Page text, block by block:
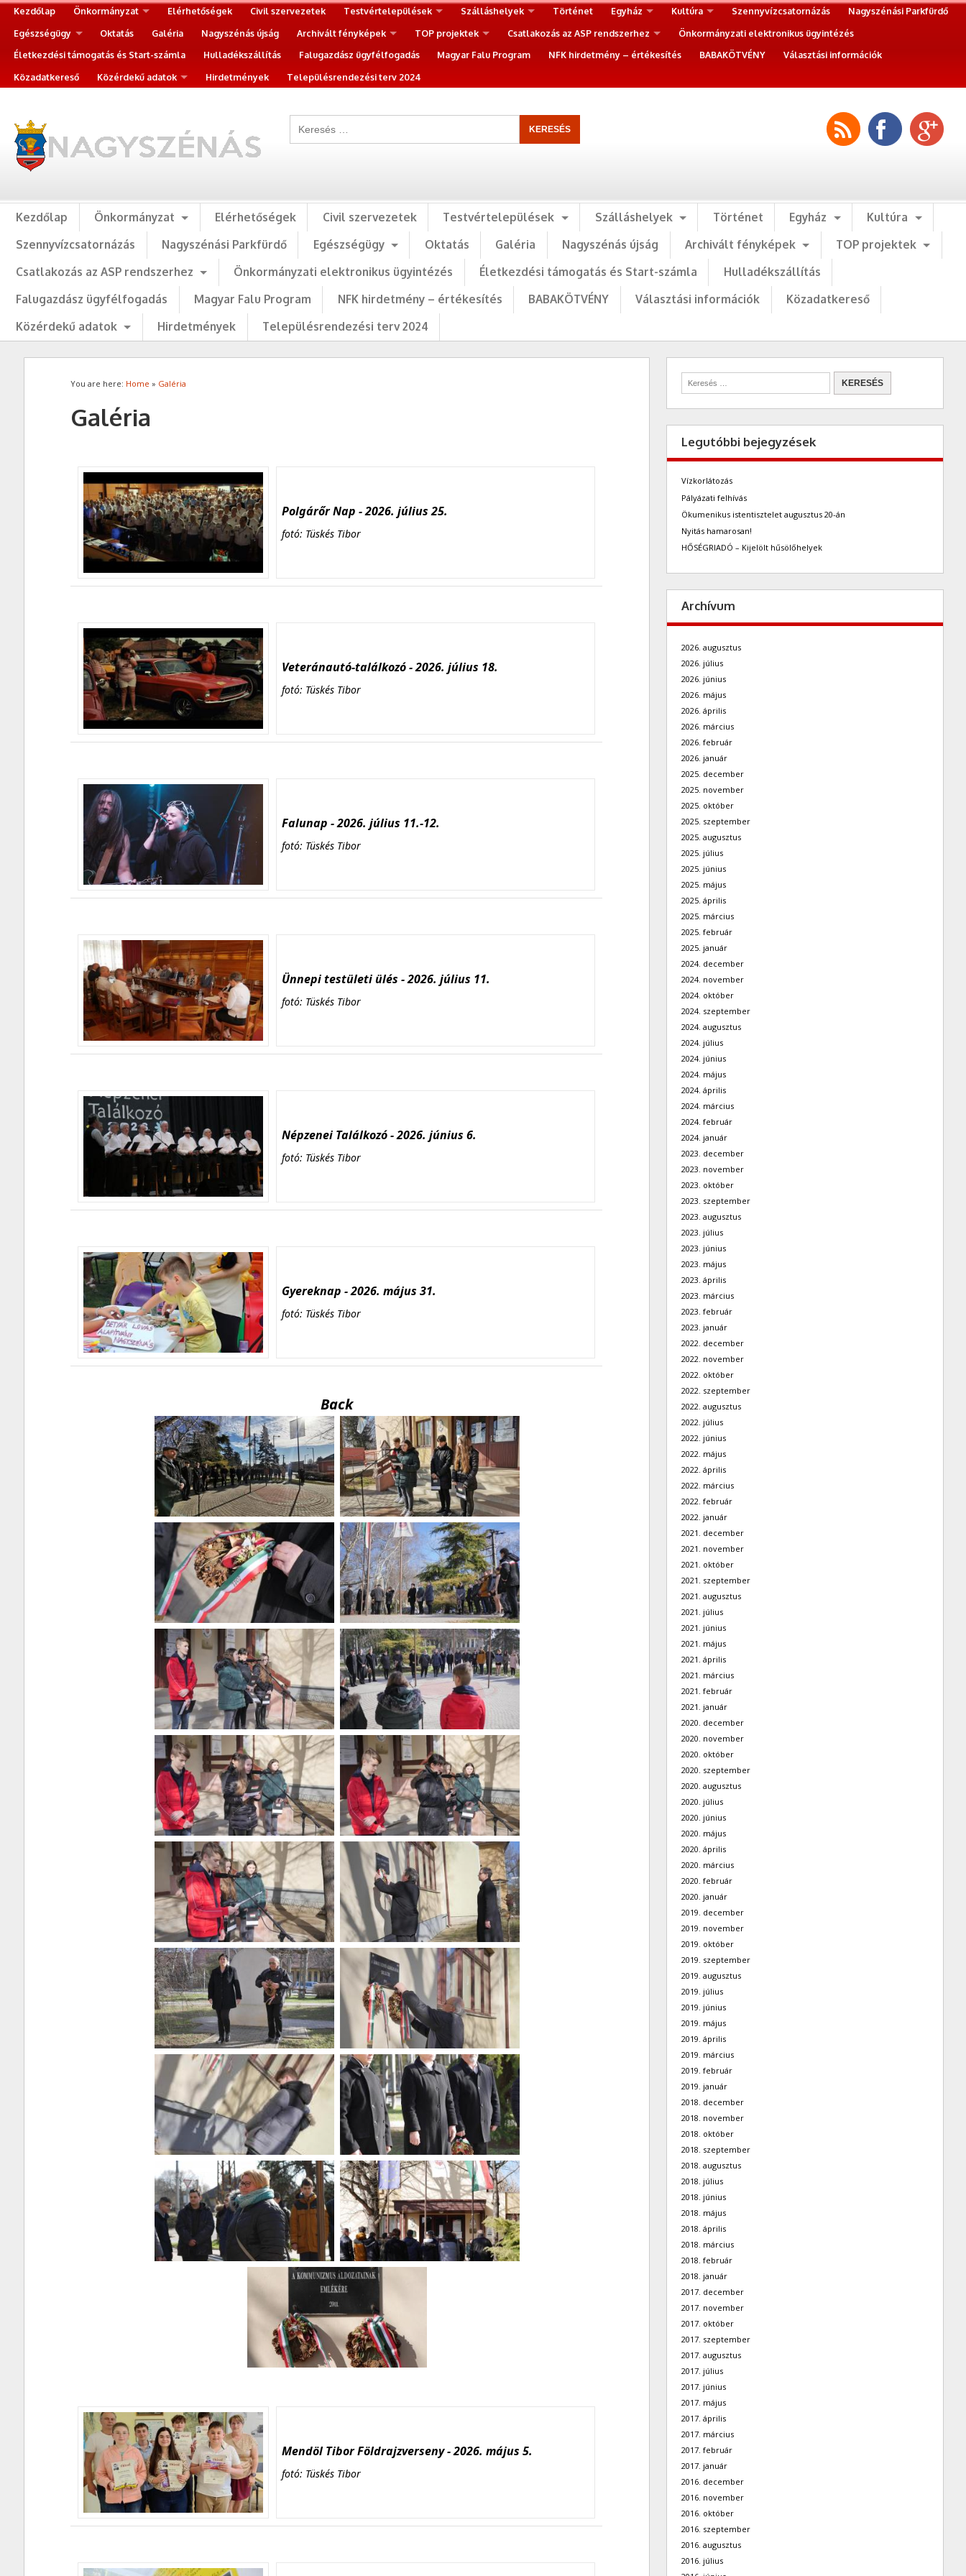
Kezdőlap Önkormányzat Elérhetőségek Civil szervezetek Testvértelepülések Szálláshelyek Történet Egyház Kultúra Szennyvízcsatornázás
Nagyszénási Parkfürdő
Egészségügy
Oktatás Galéria Nagyszénás újság Archivált fényképek TOP projektek Csatlakozás az ASP rendszerhez
Önkormányzati elektronikus ügyintézés
Életkezdési támogatás és Start-számla
Hulladékszállítás Falugazdász ügyfélfogadás Magyar Falu Program NFK hirdetmény – értékesítés BABAKÖTVÉNY
Választási információk
Közadatkereső
Közérdekű adatok Hirdetmények Településrendezési terv 2024
Kezdőlap Önkormányzat Elérhetőségek Civil szervezetek Testvértelepülések Szálláshelyek Történet Egyház
Kultúra
Szennyvízcsatornázás
Nagyszénási Parkfürdő Egészségügy Oktatás Galéria Nagyszénás újság Archivált fényképek
TOP projektek
Csatlakozás az ASP rendszerhez
Önkormányzati elektronikus ügyintézés Életkezdési támogatás és Start-számla
Hulladékszállítás
Falugazdász ügyfélfogadás
Magyar Falu Program NFK hirdetmény – értékesítés BABAKÖTVÉNY Választási információk
Közadatkereső
Közérdekű adatok
Hirdetmények Településrendezési terv 2024
You are here: Home » Galéria
Galéria
Polgárőr Nap - 2026. július 25.
fotó: Tüskés Tibor
Veteránautó-találkozó - 2026. július 18.
fotó: Tüskés Tibor
Falunap - 2026. július 11.-12.
fotó: Tüskés Tibor
Ünnepi testületi ülés - 2026. július 11.
fotó: Tüskés Tibor
Népzenei Találkozó - 2026. június 6.
fotó: Tüskés Tibor
Gyereknap - 2026. május 31.
fotó: Tüskés Tibor
Back
Mendöl Tibor Földrajzverseny - 2026. május 5.
fotó: Tüskés Tibor
Legutóbbi bejegyzések
Vízkorlátozás
Pályázati felhívás
Ökumenikus istentisztelet augusztus 20-án
Nyitás hamarosan!
HŐSÉGRIADÓ – Kijelölt hűsölőhelyek
Archívum
2026. augusztus
2026. július
2026. június
2026. május
2026. április
2026. március
2026. február
2026. január
2025. december
2025. november
2025. október
2025. szeptember
2025. augusztus
2025. július
2025. június
2025. május
2025. április
2025. március
2025. február
2025. január
2024. december
2024. november
2024. október
2024. szeptember
2024. augusztus
2024. július
2024. június
2024. május
2024. április
2024. március
2024. február
2024. január
2023. december
2023. november
2023. október
2023. szeptember
2023. augusztus
2023. július
2023. június
2023. május
2023. április
2023. március
2023. február
2023. január
2022. december
2022. november
2022. október
2022. szeptember
2022. augusztus
2022. július
2022. június
2022. május
2022. április
2022. március
2022. február
2022. január
2021. december
2021. november
2021. október
2021. szeptember
2021. augusztus
2021. július
2021. június
2021. május
2021. április
2021. március
2021. február
2021. január
2020. december
2020. november
2020. október
2020. szeptember
2020. augusztus
2020. július
2020. június
2020. május
2020. április
2020. március
2020. február
2020. január
2019. december
2019. november
2019. október
2019. szeptember
2019. augusztus
2019. július
2019. június
2019. május
2019. április
2019. március
2019. február
2019. január
2018. december
2018. november
2018. október
2018. szeptember
2018. augusztus
2018. július
2018. június
2018. május
2018. április
2018. március
2018. február
2018. január
2017. december
2017. november
2017. október
2017. szeptember
2017. augusztus
2017. július
2017. június
2017. május
2017. április
2017. március
2017. február
2017. január
2016. december
2016. november
2016. október
2016. szeptember
2016. augusztus
2016. július